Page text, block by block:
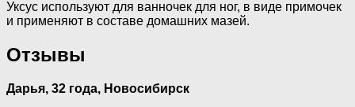
Уксус используют для ванночек для ног, в виде примочек
и применяют в составе домашних мазей.
Отзывы
Дарья, 32 года, Новосибирск